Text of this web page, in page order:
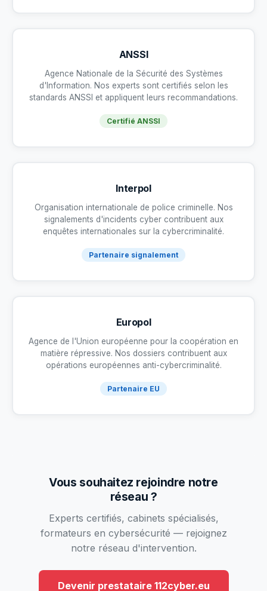
ANSSI
Agence Nationale de la Sécurité des Systèmes
d'Information. Nos experts sont certifiés selon les
standards ANSSI et appliquent leurs recommandations.
Certifié ANSSI
Interpol
Organisation internationale de police criminelle. Nos
signalements d'incidents cyber contribuent aux
enquêtes internationales sur la cybercriminalité.
Partenaire signalement
Europol
Agence de l'Union européenne pour la coopération en
matière répressive. Nos dossiers contribuent aux
opérations européennes anti-cybercriminalité.
Partenaire EU
Vous souhaitez rejoindre notre
réseau ?
Experts certifiés, cabinets spécialisés,
formateurs en cybersécurité — rejoignez
notre réseau d'intervention.
Devenir prestataire 112cyber.eu